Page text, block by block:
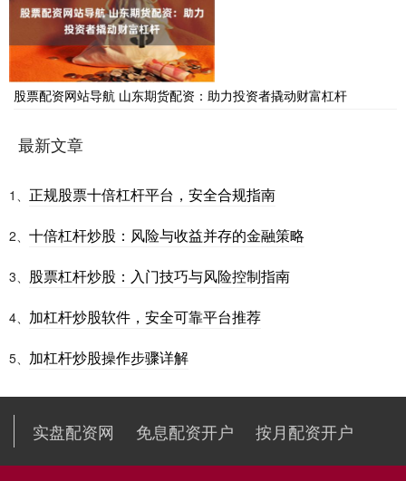
股票配资网站导航 山东期货配资：助力投资者撬动财富杠杆
最新文章
1、 正规股票十倍杠杆平台，安全合规指南
2、 十倍杠杆炒股：风险与收益并存的金融策略
3、 股票杠杆炒股：入门技巧与风险控制指南
4、 加杠杆炒股软件，安全可靠平台推荐
5、 加杠杆炒股操作步骤详解
实盘配资网 免息配资开户 按月配资开户